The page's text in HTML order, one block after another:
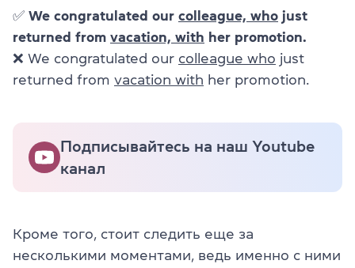
✅ We congratulated our colleague, who just
returned from vacation, with her promotion.
❌ We congratulated our colleague who just
returned from vacation with her promotion.
Подписывайтесь на наш Youtube
канал
Кроме того, стоит следить еще за
несколькими моментами, ведь именно с ними